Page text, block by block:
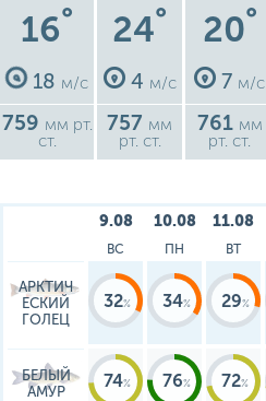
16°
18 м/с
759 мм рт.
ст.
24°
4 м/с
757 мм
рт. ст.
20°
7 м/с
761 мм
рт. ст.
9.08
ВС
10.08
ПН
11.08
ВТ
АРКТИЧ
ЕСКИЙ
ГОЛЕЦ
32 34 29
БЕЛЫЙ
АМУР
74 76 72